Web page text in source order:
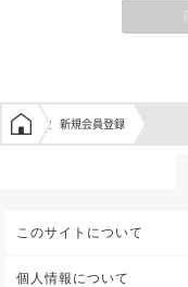
学生の窓口トップ
新規会員登録
このサイトについて
個人情報について